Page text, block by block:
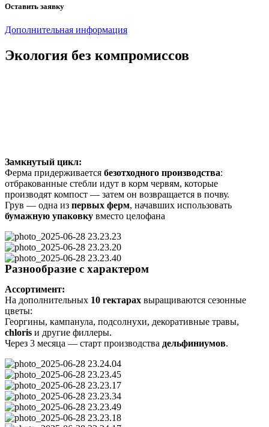
Оставить заявку
Дополнительная информация
Экология без компромиссов
Замкнутый цикл:
Ферма придерживается безотходного производства:
отбракованные стебли идут в корм червям, которые
производят компост — затем он возвращается в почву.
Грув — одна из первых ферм, начавших использовать
бумажную упаковку вместо целофана
Разнообразие с характером
Ассортимент:
На дополнительных 10 гектарах выращиваются сезонные
цветы:
Георгины, кампанула, подсолнухи, декоративные травы,
chloris и другие филлеры.
Через 3 месяца — старт производства дельфиниумов.